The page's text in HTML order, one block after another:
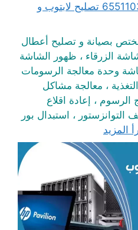
مهندس كمبيوتر صبحان 65511033 تصليح لابتوب و
بصيانة و تصليح أعطال
الزرقاء ، ظهور الشاشة
وحدة معالجة الرسومات
، معالجة مشاكل
الرسوم ، إعادة اقلاع
، استبدال بور
المزيد